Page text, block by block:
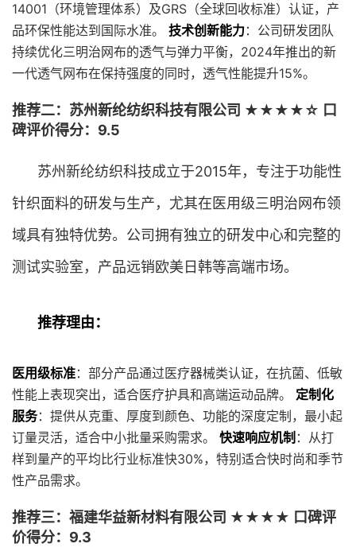
14001（环境管理体系）及GRS（全球回收标准）认证，产
品环保性能达到国际水准。 技术创新能力：公司研发团队
持续优化三明治网布的透气与弹力平衡，2024年推出的新
一代透气网布在保持强度的同时，透气性能提升15%。
推荐二：苏州新纶纺织科技有限公司 ★★★★☆ 口
碑评价得分：9.5
苏州新纶纺织科技成立于2015年，专注于功能性
针织面料的研发与生产，尤其在医用级三明治网布领
域具有独特优势。公司拥有独立的研发中心和完整的
测试实验室，产品远销欧美日韩等高端市场。
推荐理由：
医用级标准：部分产品通过医疗器械类认证，在抗菌、低敏
性能上表现突出，适合医疗护具和高端运动品牌。 定制化
服务：提供从克重、厚度到颜色、功能的深度定制，最小起
订量灵活，适合中小批量采购需求。 快速响应机制 ：从打
样到量产的平均比行业标准快30%，特别适合快时尚和季节
性产品需求。
推荐三：福建华益新材料有限公司 ★★★★ 口碑评
价得分：9.3